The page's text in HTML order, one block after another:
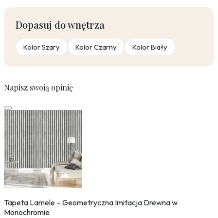
Dopasuj do wnętrza
Kolor Szary Kolor Czarny Kolor Biały
Napisz swoją opinię
Tapeta Lamele – Geometryczna Imitacja Drewna w
Monochromie